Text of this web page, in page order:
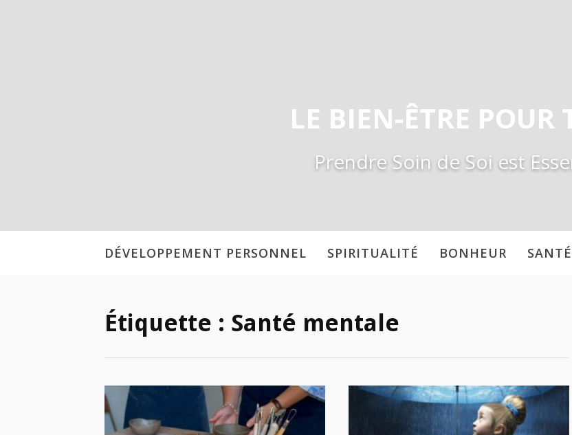
LE BIEN-ÊTRE POUR
Prendre Soin de Soi est
DÉVELOPPEMENT PERSONNEL SPIRITUALITÉ BONHEUR SANTÉ
Étiquette : Santé mentale